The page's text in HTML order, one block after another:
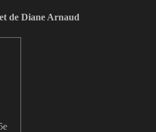
de Diane Arnaud